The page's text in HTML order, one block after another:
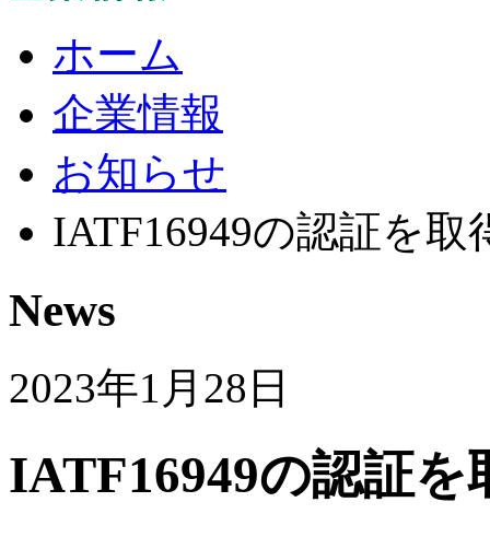
ホーム
企業情報
お知らせ
IATF16949の認証を取
News
2023年1月28日
IATF16949の認証を